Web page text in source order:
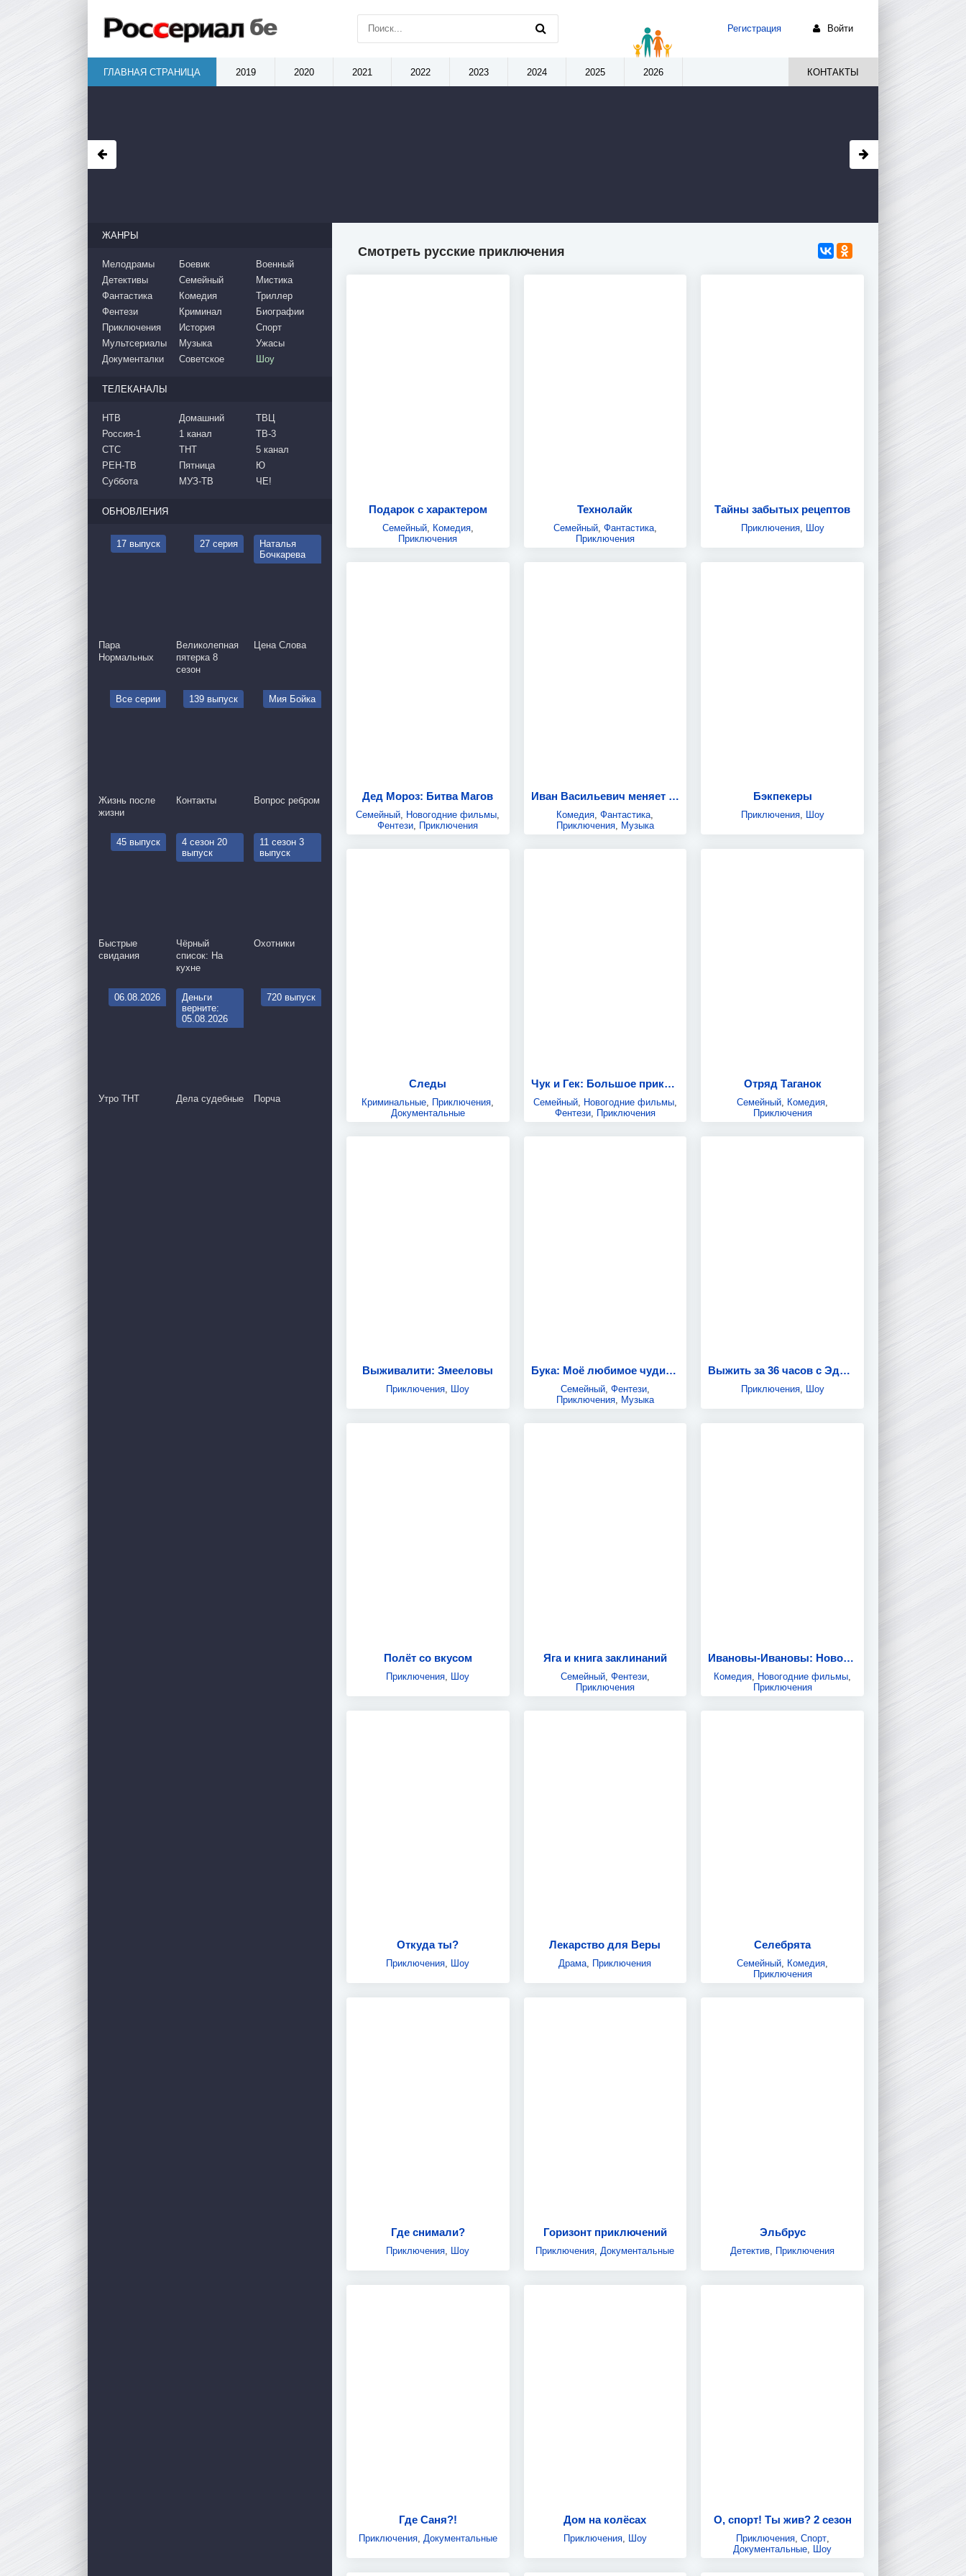
Смотреть русские приключения
Подарок с характером
Семейный, Комедия,
Приключения
Технолайк
Семейный, Фантастика,
Приключения
Тайны забытых рецептов
Приключения, Шоу
Дед Мороз: Битва Магов
Семейный, Новогодние фильмы,
Фентези, Приключения
Иван Васильевич меняет всё
Комедия,Фантастика,
Приключения, Музыка
Бэкпекеры
Приключения, Шоу
Следы
Криминальные Приключения
Документальные
Чук и Гек: Большое приключение
Семейный, Новогодние фильмы,
Фентези, Приключения
Отряд Таганок
Семейный Комедия
Приключения
Выживалити: Змееловы
Приключения, Шоу
Бука: Моё любимое чудище
Семейный, Фентези,
Приключения, Музыка
Выжить за 36 часов с Эдом Халиловым
Приключения, Шоу
Полёт со вкусом
Приключения Шоу
Яга и книга заклинаний
Семейный, Фентези,
Приключения
Ивановы-Ивановы: Новогодние каникулы
Комедия Новогодние фильмы
Приключения
Откуда ты?
Приключения, Шоу
Лекарство для Веры
Драма, Приключения
Селебрята
Семейный, Комедия,
Приключения
Где снимали?
Приключения, Шоу
Горизонт приключений
Приключения,Документальные
Эльбрус
Детектив, Приключения
Где Саня?!
Приключения, Документальные
Дом на колёсах
Приключения, Шоу
О, спорт! Ты жив? 2 сезон
Приключения, Спорт,
Документальные Шоу
ЖАНРЫ
Мелодрамы
Детективы
Фантастика
Боевик
Семейный
Комедия
Военный
Мистика
Триллер
Фентези
Приключения
Мультсериалы
Документалки
Криминал
История
Музыка
Советское
Биографии
Спорт
Ужасы
Шоу
ТЕЛЕКАНАЛЫ
НТВ
Россия-1
СТС
РЕН-ТВ
Суббота
Домашний
1 канал
ТНТ
Пятница
МУЗ-ТВ
ТВЦ
ТВ-3
5 канал
Ю
ЧЕ!
ОБНОВЛЕНИЯ
17 выпуск
Пара
Нормальных
27 серия
Великолепная
пятерка 8
сезон
Наталья
Бочкарева
Цена Слова
Все серии
Жизнь после
жизни
139 выпуск
Контакты
Мия Бойка
Вопрос ребром
45 выпуск
Быстрые
свидания
4 сезон 20
выпуск
Чёрный
список: На
кухне
11 сезон 3
выпуск
Охотники
06.08.2026
Утро ТНТ
Деньги
верните:
05.08.2026
Дела судебные
720 выпуск
Порча
Регистрация Войти
ГЛАВНАЯ СТРАНИЦА 2019 2020 2021 2022 2023 2024 2025 2026 КОНТАКТЫ